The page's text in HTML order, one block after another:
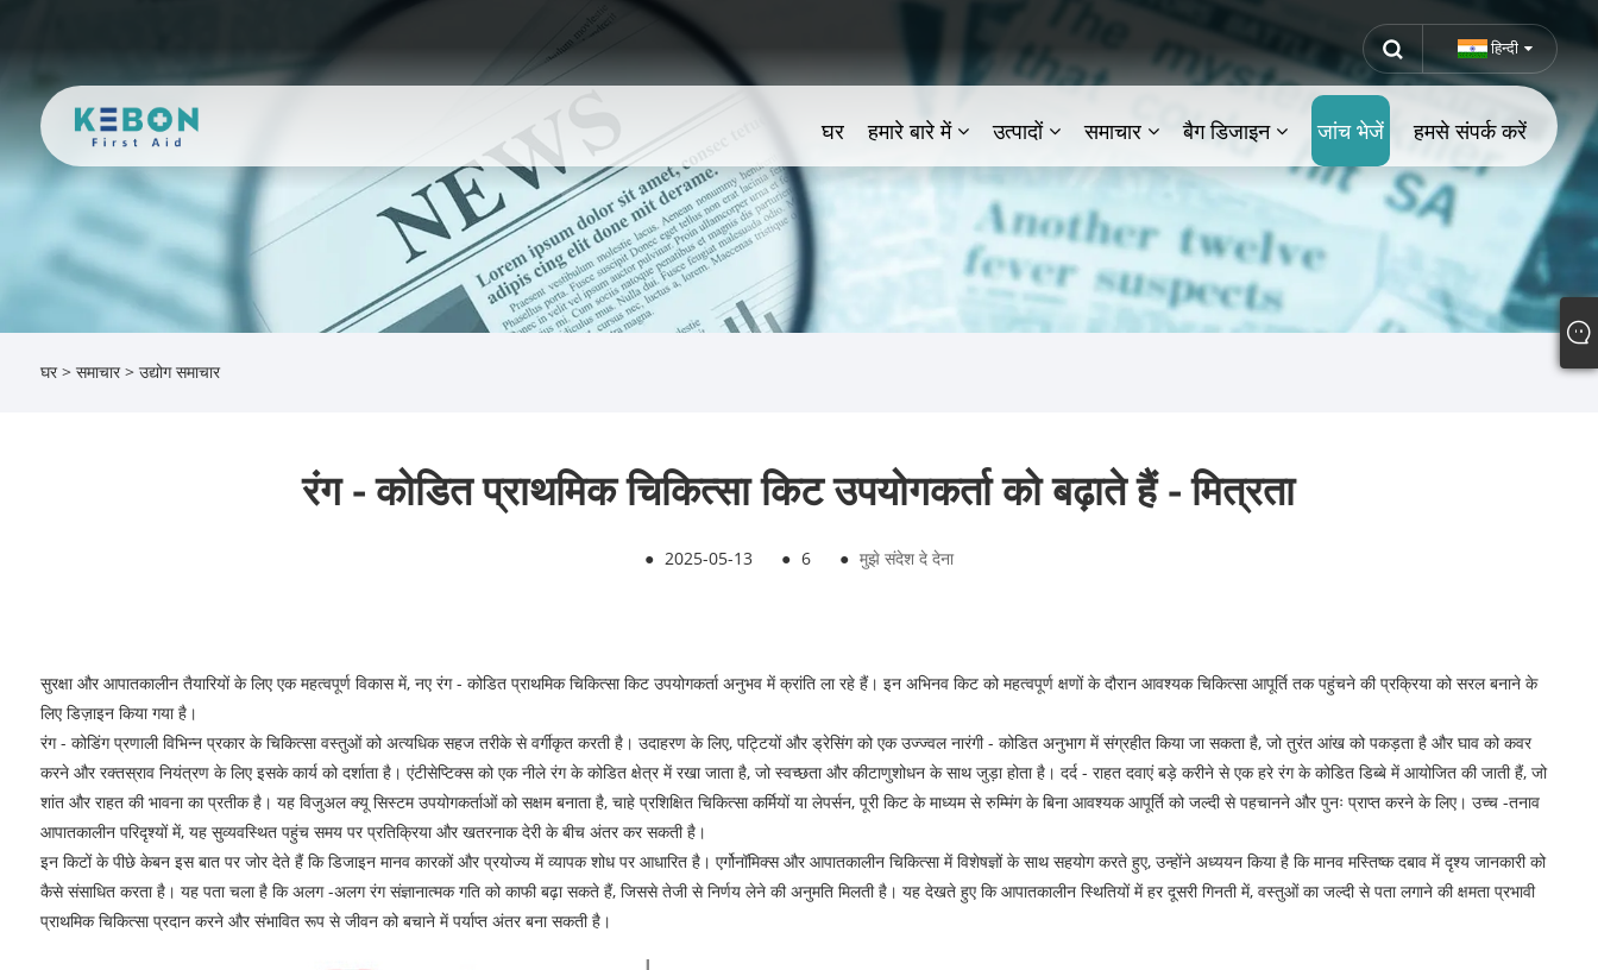
हिन्दी
घर हमारे बारे में उत्पादों समाचार बैग डिजाइन जांच भेजें हमसे संपर्क करें
घर > समाचार> उद्योग समाचार
रंग - कोडित प्राथमिक चिकित्सा किट उपयोगकर्ता को बढ़ाते हैं - मित्रता
● 2025-05-13 ● 6 ● मुझे संदेश दे देना
सुरक्षा और आपातकालीन तैयारियों के लिए एक महत्वपूर्ण विकास में, नए रंग - कोडित प्राथमिक चिकित्सा किट उपयोगकर्ता अनुभव में क्रांति ला रहे हैं। इन अभिनव किट को महत्वपूर्ण क्षणों के दौरान आवश्यक चिकित्सा आपूर्ति तक पहुंचने की प्रक्रिया को सरल बनाने के
लिए डिज़ाइन किया गया है।
रंग - कोडिंग प्रणाली विभिन्न प्रकार के चिकित्सा वस्तुओं को अत्यधिक सहज तरीके से वर्गीकृत करती है। उदाहरण के लिए, पट्टियों और ड्रेसिंग को एक उज्ज्वल नारंगी - कोडित अनुभाग में संग्रहीत किया जा सकता है, जो तुरंत आंख को पकड़ता है और घाव को कवर
करने और रक्तस्राव नियंत्रण के लिए इसके कार्य को दर्शाता है। एंटीसेप्टिक्स को एक नीले रंग के कोडित क्षेत्र में रखा जाता है, जो स्वच्छता और कीटाणुशोधन के साथ जुड़ा होता है। दर्द - राहत दवाएं बड़े करीने से एक हरे रंग के कोडित डिब्बे में आयोजित की जाती हैं, जो
शांत और राहत की भावना का प्रतीक है। यह विजुअल क्यू सिस्टम उपयोगकर्ताओं को सक्षम बनाता है, चाहे प्रशिक्षित चिकित्सा कर्मियों या लेपर्सन, पूरी किट के माध्यम से रुम्मिंग के बिना आवश्यक आपूर्ति को जल्दी से पहचानने और पुनः प्राप्त करने के लिए। उच्च -तनाव
आपातकालीन परिदृश्यों में, यह सुव्यवस्थित पहुंच समय पर प्रतिक्रिया और खतरनाक देरी के बीच अंतर कर सकती है।
इन किटों के पीछे केबन इस बात पर जोर देते हैं कि डिजाइन मानव कारकों और प्रयोज्य में व्यापक शोध पर आधारित है। एर्गोनॉमिक्स और आपातकालीन चिकित्सा में विशेषज्ञों के साथ सहयोग करते हुए, उन्होंने अध्ययन किया है कि मानव मस्तिष्क दबाव में दृश्य जानकारी को
कैसे संसाधित करता है। यह पता चला है कि अलग -अलग रंग संज्ञानात्मक गति को काफी बढ़ा सकते हैं, जिससे तेजी से निर्णय लेने की अनुमति मिलती है। यह देखते हुए कि आपातकालीन स्थितियों में हर दूसरी गिनती में, वस्तुओं का जल्दी से पता लगाने की क्षमता प्रभावी
प्राथमिक चिकित्सा प्रदान करने और संभावित रूप से जीवन को बचाने में पर्याप्त अंतर बना सकती है।